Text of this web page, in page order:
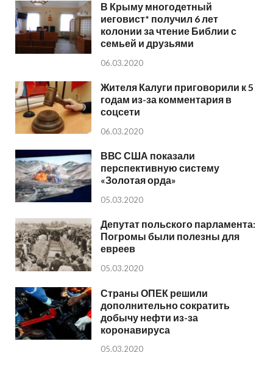
В Крыму многодетный
иеговист* получил 6 лет
колонии за чтение Библии с
семьей и друзьями
06.03.2020
Жителя Калуги приговорили к 5
годам из-за комментария в
соцсети
06.03.2020
ВВС США показали
перспективную систему
«Золотая орда»
05.03.2020
Депутат польского парламента:
Погромы были полезны для
евреев
05.03.2020
Страны ОПЕК решили
дополнительно сократить
добычу нефти из-за
коронавируса
05.03.2020